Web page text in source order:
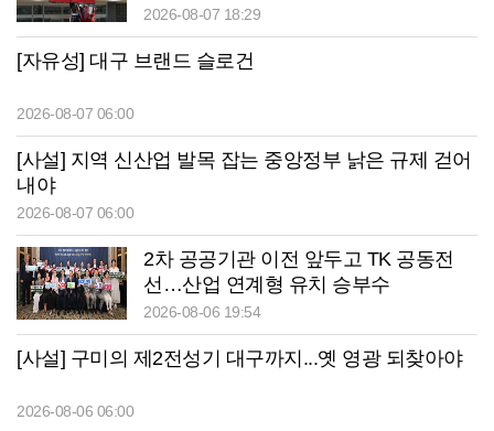
2026-08-07 18:29
[자유성] 대구 브랜드 슬로건
2026-08-07 06:00
[사설] 지역 신산업 발목 잡는 중앙정부 낡은 규제 걷어
내야
2026-08-07 06:00
2차 공공기관 이전 앞두고 TK 공동전
선…산업 연계형 유치 승부수
2026-08-06 19:54
[사설] 구미의 제2전성기 대구까지...옛 영광 되찾아야
2026-08-06 06:00